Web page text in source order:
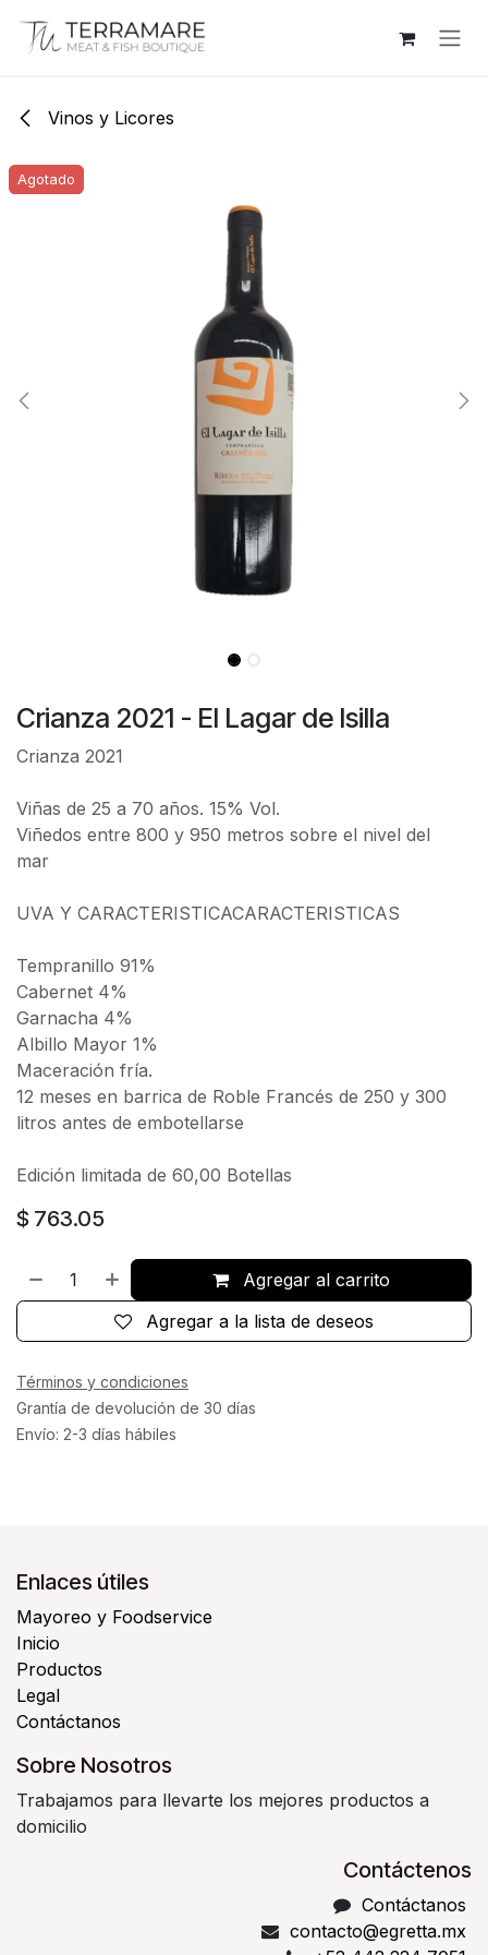
Vinos y Licores
Agotado
Agotado
Crianza 2021 - El Lagar de Isilla
Crianza 2021
Viñas de 25 a 70 años. 15% Vol.
Viñedos entre 800 y 950 metros sobre el nivel del
mar
UVA Y CARACTERISTICACARACTERISTICAS
Tempranillo 91%
Cabernet 4%
Garnacha 4%
Albillo Mayor 1%
Maceración fría.
12 meses en barrica de Roble Francés de 250 y 300
litros antes de embotellarse
Edición limitada de 60,00 Botellas
$ 763.05
Agregar al carrito
Agregar a la lista de deseos
Términos y condiciones
Grantía de devolución de 30 días
Envío: 2-3 días hábiles
Enlaces útiles
Mayoreo y Foodservice
Inicio
Productos
Legal
Contáctanos
Sobre Nosotros
Trabajamos para llevarte los mejores productos a
domicilio
Contáctenos
Contáctanos
contacto@egretta.mx